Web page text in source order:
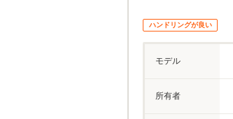
ハンドリングが良い
モデル
所有者